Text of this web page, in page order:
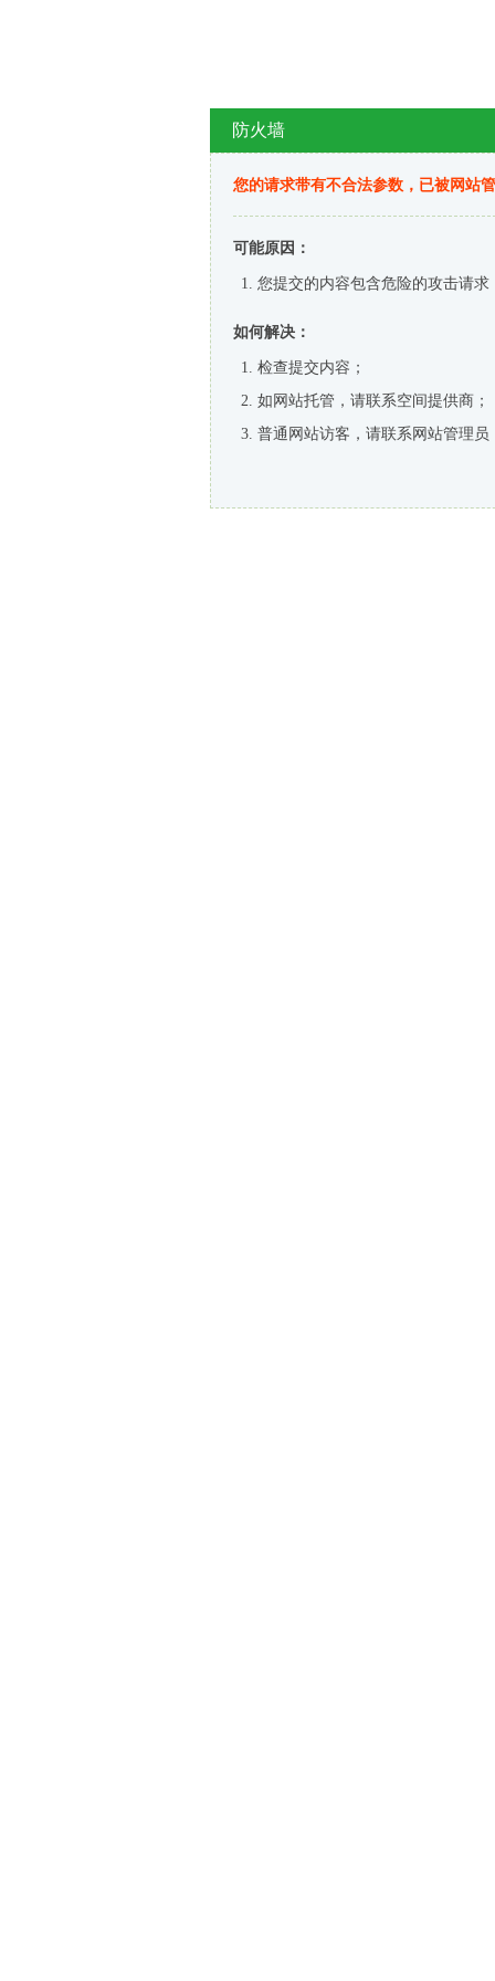
防火墙
您的请求带有不合法参数，已被网站
可能原因：
您提交的内容包含危险的攻击请求
如何解决：
检查提交内容；
如网站托管，请联系空间提供商；
普通网站访客，请联系网站管理员